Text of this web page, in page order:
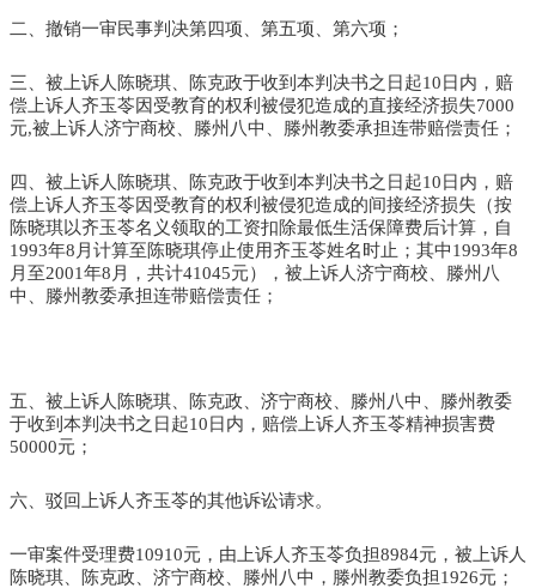
二、撤销一审民事判决第四项、第五项、第六项；
三、被上诉人陈晓琪、陈克政于收到本判决书之日起10日内，赔
偿上诉人齐玉苓因受教育的权利被侵犯造成的直接经济损失7000
元,被上诉人济宁商校、滕州八中、滕州教委承担连带赔偿责任；
四、被上诉人陈晓琪、陈克政于收到本判决书之日起10日内，赔
偿上诉人齐玉苓因受教育的权利被侵犯造成的间接经济损失（按
陈晓琪以齐玉苓名义领取的工资扣除最低生活保障费后计算，自
1993年8月计算至陈晓琪停止使用齐玉苓姓名时止；其中1993年8
月至2001年8月，共计41045元），被上诉人济宁商校、滕州八
中、滕州教委承担连带赔偿责任；
五、被上诉人陈晓琪、陈克政、济宁商校、滕州八中、滕州教委
于收到本判决书之日起10日内，赔偿上诉人齐玉苓精神损害费
50000元；
六、驳回上诉人齐玉苓的其他诉讼请求。
一审案件受理费10910元，由上诉人齐玉苓负担8984元，被上诉人
陈晓琪、陈克政、济宁商校、滕州八中，滕州教委负担1926元；